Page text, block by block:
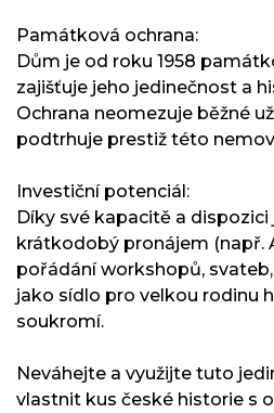
Památková ochrana:
Dům je od roku 1958
zajišťuje jeho jedinečnost a
Ochrana neomezuje běžné
podtrhuje prestiž této
Investiční potenciál:
Díky své kapacitě a
krátkodobý pronájem (např.
pořádání workshopů,
jako sídlo pro velkou rodinu
soukromí.
Neváhejte a využijte tuto
vlastnit kus české historie s